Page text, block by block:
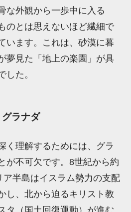
な外観から一歩中に入る
のとは思えないほど繊細で
います。これは、砂漠に暮
夢見た「地上の楽園」が具
した。
ラナダ
く理解するためには、グラ
が不可欠です。8世紀から約
半島はイスラム勢力の支配
し、北から迫るキリスト教
タ（国土回復運動）が進む